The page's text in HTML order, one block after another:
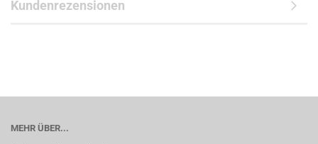
Kundenrezensionen
MEHR ÜBER...